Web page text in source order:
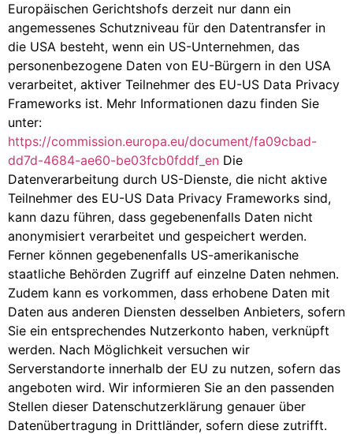
Europäischen Gerichtshofs derzeit nur dann ein
angemessenes Schutzniveau für den Datentransfer in
die USA besteht, wenn ein US-Unternehmen, das
personenbezogene Daten von EU-Bürgern in den USA
verarbeitet, aktiver Teilnehmer des EU-US Data Privacy
Frameworks ist. Mehr Informationen dazu finden Sie
unter:
https://commission.europa.eu/document/fa09cbad-
dd7d-4684-ae60-be03fcb0fddf_en Die
Datenverarbeitung durch US-Dienste, die nicht aktive
Teilnehmer des EU-US Data Privacy Frameworks sind,
kann dazu führen, dass gegebenenfalls Daten nicht
anonymisiert verarbeitet und gespeichert werden.
Ferner können gegebenenfalls US-amerikanische
staatliche Behörden Zugriff auf einzelne Daten nehmen.
Zudem kann es vorkommen, dass erhobene Daten mit
Daten aus anderen Diensten desselben Anbieters, sofern
Sie ein entsprechendes Nutzerkonto haben, verknüpft
werden. Nach Möglichkeit versuchen wir
Serverstandorte innerhalb der EU zu nutzen, sofern das
angeboten wird. Wir informieren Sie an den passenden
Stellen dieser Datenschutzerklärung genauer über
Datenübertragung in Drittländer, sofern diese zutrifft.